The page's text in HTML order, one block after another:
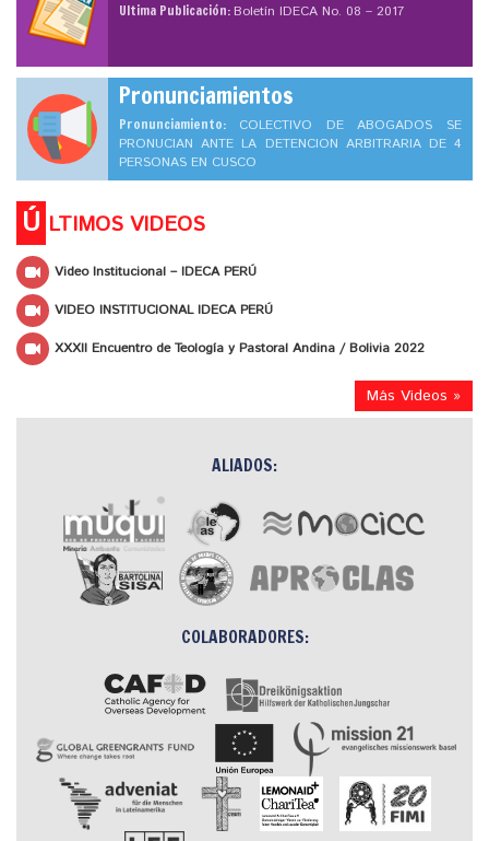
Ultima Publicación:Boletín IDECA No. 08 – 2017
Pronunciamientos
Pronunciamiento: COLECTIVO DE ABOGADOS SE
PRONUCIAN ANTE LA DETENCION ARBITRARIA DE 4
PERSONAS EN CUSCO
Ú LTIMOS VIDEOS
Video Institucional – IDECA PERÚ
VIDEO INSTITUCIONAL IDECA PERÚ
XXXII Encuentro de Teología y Pastoral Andina / Bolivia 2022
Más Videos »
ALIADOS:
COLABORADORES: